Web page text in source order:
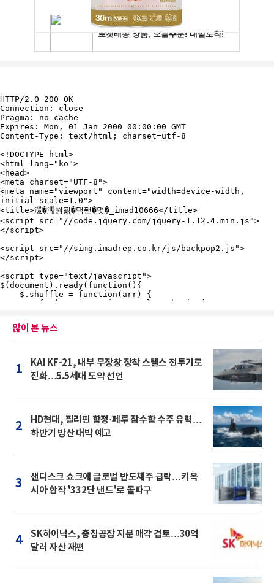
많이 본 뉴스
1
KAI KF-21, 내부 무장창 장착 스텔스 전투기로
진화…5.5세대 도약 선언
2
HD현대, 필리핀 함정·페루 잠수함 수주 유력…
하반기 방산 대박 예고
3
샌디스크 쇼크에 글로벌 반도체주 급락…키옥
시아 합작 '332단 낸드'로 돌파구
4
SK하이닉스, 충칭공장 지분 매각 검토…30억
달러 자산 재편